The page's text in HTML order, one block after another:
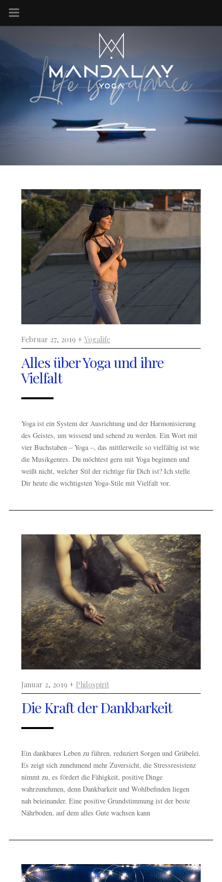
Februar 27, 2019 + Yogalife
Alles über Yoga und ihre
Vielfalt
Yoga ist ein System der Ausrichtung und der Harmonisierung
des Geistes, um wissend und sehend zu werden. Ein Wort mit
vier Buchstaben – Yoga –, das mittlerweile so vielfältig ist wie
die Musikgenres. Du möchtest gern mit Yoga beginnen und
weißt nicht, welcher Stil der richtige für Dich ist? Ich stelle
Dir heute die wichtigsten Yoga-Stile mit Vielfalt vor.
Januar 2, 2019 + Philospirit
Die Kraft der Dankbarkeit
Ein dankbares Leben zu führen, reduziert Sorgen und Grübelei.
Es zeigt sich zunehmend mehr Zuversicht, die Stressresistenz
nimmt zu, es fördert die Fähigkeit, positive Dinge
wahrzunehmen, denn Dankbarkeit und Wohlbefinden liegen
nah beieinander. Eine positive Grundstimmung ist der beste
Nährboden, auf dem alles Gute wachsen kann